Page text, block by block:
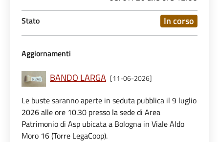
Stato In corso
Aggiornamenti
BANDO LARGA [11-06-2026]
Le buste saranno aperte in seduta pubblica il 9 luglio
2026 alle ore 10.30 presso la sede di Area
Patrimonio di Asp ubicata a Bologna in Viale Aldo
Moro 16 (Torre LegaCoop).